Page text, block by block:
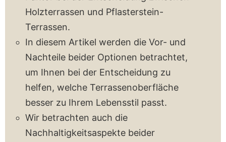
Holzterrassen und Pflasterstein-
Terrassen.
In diesem Artikel werden die Vor- und
Nachteile beider Optionen betrachtet,
um Ihnen bei der Entscheidung zu
helfen, welche Terrassenoberfläche
besser zu Ihrem Lebensstil passt.
Wir betrachten auch die
Nachhaltigkeitsaspekte beider